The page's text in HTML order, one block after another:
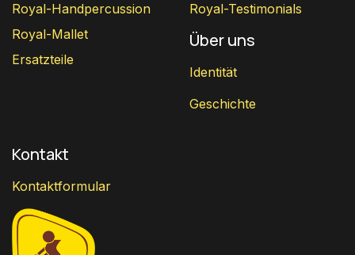
Royal-Handpercussion
Royal-Mallet
Ersatzteile
Royal-Testimonials
Über uns
Identität
Geschichte
Kontakt
Kontaktformular